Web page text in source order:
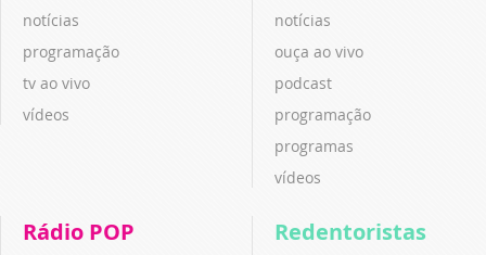
notícias
programação
tv ao vivo
vídeos
notícias
ouça ao vivo
podcast
programação
programas
vídeos
Rádio POP Redentoristas